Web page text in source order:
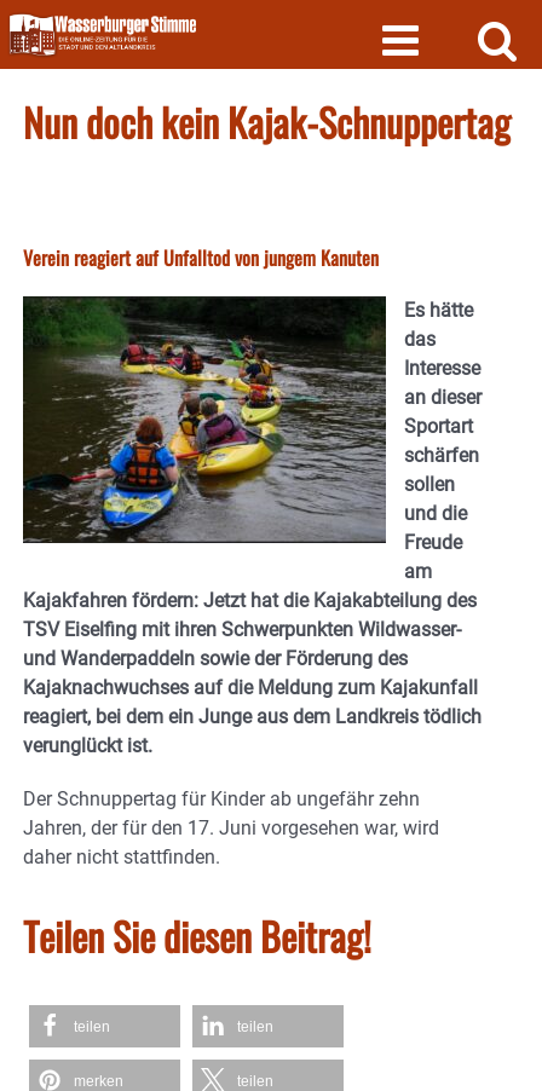
Skip
to
content
Nun doch kein Kajak-Schnuppertag
Verein reagiert auf Unfalltod von jungem Kanuten
Es hätte
das
Interesse
an dieser
Sportart
schärfen
sollen
und die
Freude
am
Kajakfahren fördern: Jetzt hat die Kajakabteilung des
TSV Eiselfing mit ihren Schwerpunkten Wildwasser-
und Wanderpaddeln sowie der Förderung des
Kajaknachwuchses auf die Meldung zum Kajakunfall
reagiert, bei dem ein Junge aus dem Landkreis tödlich
verunglückt ist.
Der Schnuppertag für Kinder ab ungefähr zehn
Jahren, der für den 17. Juni vorgesehen war, wird
daher nicht stattfinden.
Teilen Sie diesen Beitrag!
teilen teilen
merken teilen